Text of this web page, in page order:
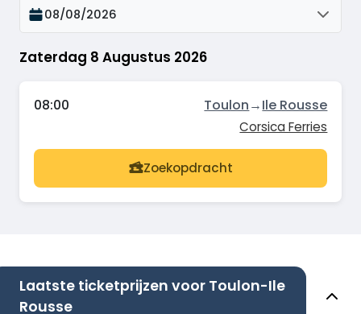
Zaterdag 8 Augustus 2026
08/08/2026
08:00 Toulon→Ile Rousse
Corsica Ferries
Zoekopdracht
Laatste ticketprijzen voor Toulon-Ile
Rousse